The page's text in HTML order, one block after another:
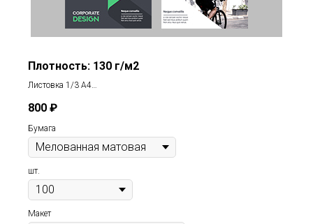
Плотность: 130 г/м2
Листовка 1/3 А4
800 ₽
Бумага
шт.
Макет